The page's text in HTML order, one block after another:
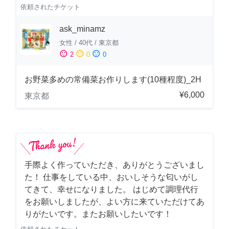
依頼されたチケット
ask_minamz
女性 / 40代 / 東京都
sentiment_satisfied 2 sentiment_neutral 0 sentiment_dissatisfied 0
お野菜多めの常備菜お作りします(10種程度)_2H
東京都
¥6,000
手際よく作っていただき、ありがとうございまし
た！ 仕事をしている中、おいしそうな匂いがし
てきて、幸せになりました。 はじめて調理代行
をお願いしましたが、よい方に来ていただけてあ
りがたいです。またお願いしたいです！